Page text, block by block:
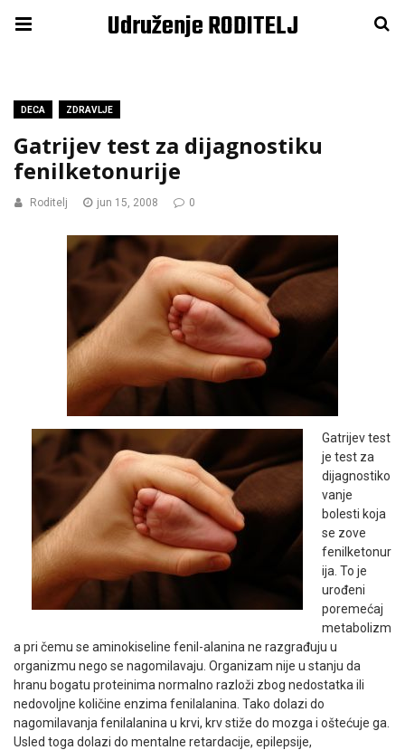
Udruženje RODITELJ
DECA ZDRAVLJE
Gatrijev test za dijagnostiku
fenilketonurije
Roditelj jun 15, 2008 0
Gatrijev test
je test za
dijagnostiko
vanje
bolesti koja
se zove
fenilketonur
ija. To je
urođeni
poremećaj
metabolizm
a pri čemu se aminokiseline fenil-alanina ne razgrađuju u
organizmu nego se nagomilavaju. Organizam nije u stanju da
hranu bogatu proteinima normalno razloži zbog nedostatka ili
nedovoljne količine enzima fenilalanina. Tako dolazi do
nagomilavanja fenilalanina u krvi, krv stiže do mozga i oštećuje ga.
Usled toga dolazi do mentalne retardacije, epilepsije,